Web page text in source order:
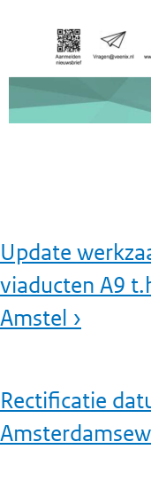
Update
viaducten A9
Amstel ›
Rectificatie